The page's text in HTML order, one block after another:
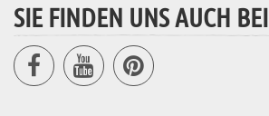
SIE FINDEN UNS AUCH BEI